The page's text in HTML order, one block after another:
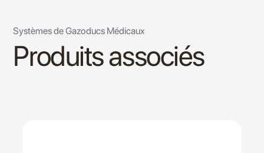
Systèmes de Gazoducs Médicaux
Produits associés